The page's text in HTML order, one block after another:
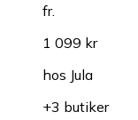
fr.
1 099 kr
hos Jula
+3 butiker